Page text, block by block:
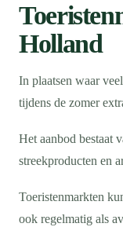
Holland
In plaatsen waar
tijdens de zomer
Het aanbod bestaat
streekproducten en
Toeristenmarkten
ook regelmatig als